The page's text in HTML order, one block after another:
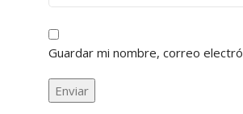
Guardar mi nombre, correo